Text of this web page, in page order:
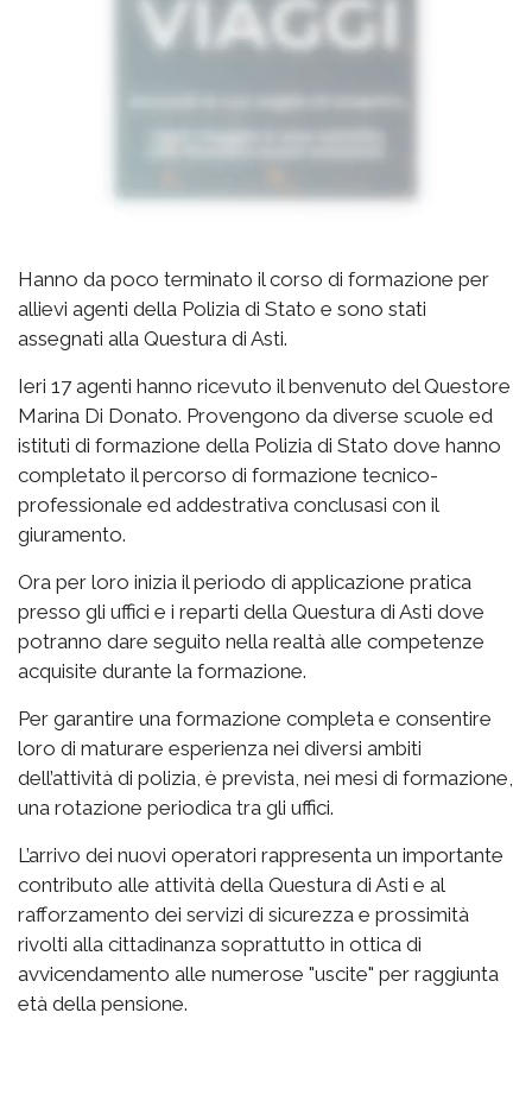
Hanno da poco terminato il corso di formazione per
allievi agenti della Polizia di Stato e sono stati
assegnati alla Questura di Asti.
Ieri 17 agenti hanno ricevuto il benvenuto del Questore
Marina Di Donato. Provengono da diverse scuole ed
istituti di formazione della Polizia di Stato dove hanno
completato il percorso di formazione tecnico-
professionale ed addestrativa conclusasi con il
giuramento.
Ora per loro inizia il periodo di applicazione pratica
presso gli uffici e i reparti della Questura di Asti dove
potranno dare seguito nella realtà alle competenze
acquisite durante la formazione.
Per garantire una formazione completa e consentire
loro di maturare esperienza nei diversi ambiti
dell’attività di polizia, è prevista, nei mesi di formazione,
una rotazione periodica tra gli uffici.
L’arrivo dei nuovi operatori rappresenta un importante
contributo alle attività della Questura di Asti e al
rafforzamento dei servizi di sicurezza e prossimità
rivolti alla cittadinanza soprattutto in ottica di
avvicendamento alle numerose "uscite" per raggiunta
età della pensione.